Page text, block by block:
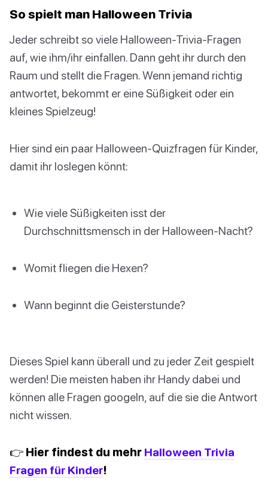
So spielt man Halloween Trivia
Jeder schreibt so viele Halloween-Trivia-Fragen
auf, wie ihm/ihr einfallen. Dann geht ihr durch den
Raum und stellt die Fragen. Wenn jemand richtig
antwortet, bekommt er eine Süßigkeit oder ein
kleines Spielzeug!
Hier sind ein paar Halloween-Quizfragen für Kinder,
damit ihr loslegen könnt:
Wie viele Süßigkeiten isst der
Durchschnittsmensch in der Halloween-Nacht?
Womit fliegen die Hexen?
Wann beginnt die Geisterstunde?
Dieses Spiel kann überall und zu jeder Zeit gespielt
werden! Die meisten haben ihr Handy dabei und
können alle Fragen googeln, auf die sie die Antwort
nicht wissen.
👉 Hier findest du mehr Halloween Trivia
Fragen für Kinder!